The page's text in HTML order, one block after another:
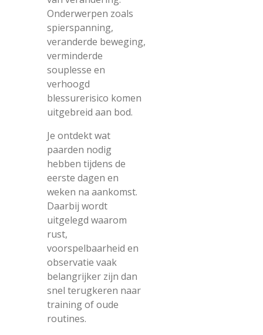
Onderwerpen zoals
spierspanning,
veranderde beweging,
verminderde
souplesse en
verhoogd
blessurerisico komen
uitgebreid aan bod.
Je ontdekt wat
paarden nodig
hebben tijdens de
eerste dagen en
weken na aankomst.
Daarbij wordt
uitgelegd waarom
rust,
voorspelbaarheid en
observatie vaak
belangrijker zijn dan
snel terugkeren naar
training of oude
routines.